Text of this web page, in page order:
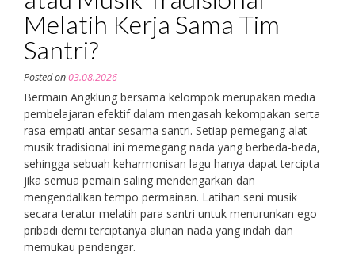
Melatih Kerja Sama Tim
Santri?
Posted on03.08.2026
Bermain Angklung bersama kelompok merupakan media
pembelajaran efektif dalam mengasah kekompakan serta
rasa empati antar sesama santri. Setiap pemegang alat
musik tradisional ini memegang nada yang berbeda-beda,
sehingga sebuah keharmonisan lagu hanya dapat tercipta
jika semua pemain saling mendengarkan dan
mengendalikan tempo permainan. Latihan seni musik
secara teratur melatih para santri untuk menurunkan ego
pribadi demi terciptanya alunan nada yang indah dan
memukau pendengar.